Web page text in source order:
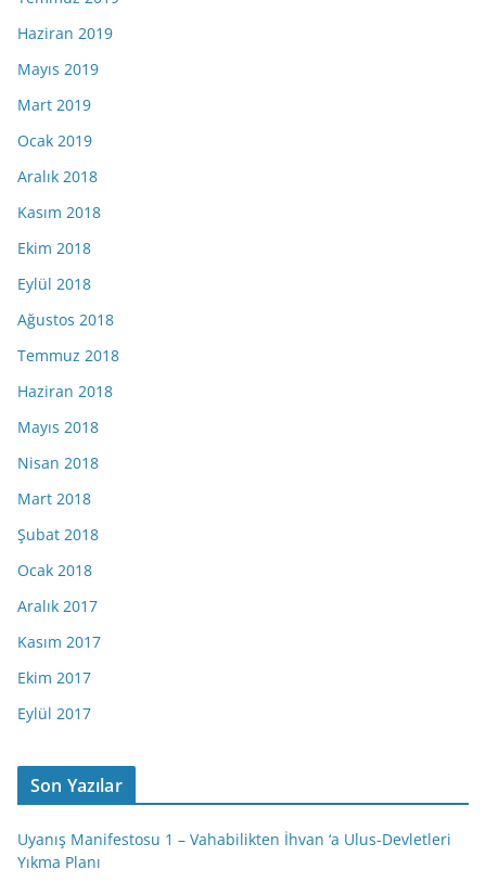
Haziran 2019
Mayıs 2019
Mart 2019
Ocak 2019
Aralık 2018
Kasım 2018
Ekim 2018
Eylül 2018
Ağustos 2018
Temmuz 2018
Haziran 2018
Mayıs 2018
Nisan 2018
Mart 2018
Şubat 2018
Ocak 2018
Aralık 2017
Kasım 2017
Ekim 2017
Eylül 2017
Son Yazılar
Uyanış Manifestosu 1 – Vahabilikten İhvan ‘a Ulus-Devletleri
Yıkma Planı